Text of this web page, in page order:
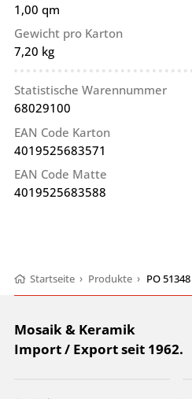
1,00 qm
Gewicht pro Karton
7,20 kg
Statistische Warennummer
68029100
EAN Code Karton
4019525683571
EAN Code Matte
4019525683588
Startseite › Produkte › PO 51348
Mosaik & Keramik
Import / Export seit 1962.